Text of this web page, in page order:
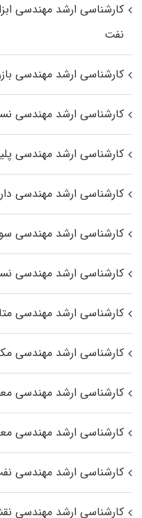
کارشناسی ارشد مهندسی
نفت
کارشناسی ارشد مهندسی
کارشناسی ارشد مهندسی
کارشناسی ارشد مهندسی
کارشناسی ارشد مهندسی
کارشناسی ارشد مهندسی
کارشناسی ارشد مهندسی
کارشناسی ارشد مهندسی
کارشناسی ارشد مهندسی
کارشناسی ارشد مهندسی
کارشناسی ارشد مهندسی
کارشناسی ارشد مهندسی
کارشناسی ارشد مهندسی